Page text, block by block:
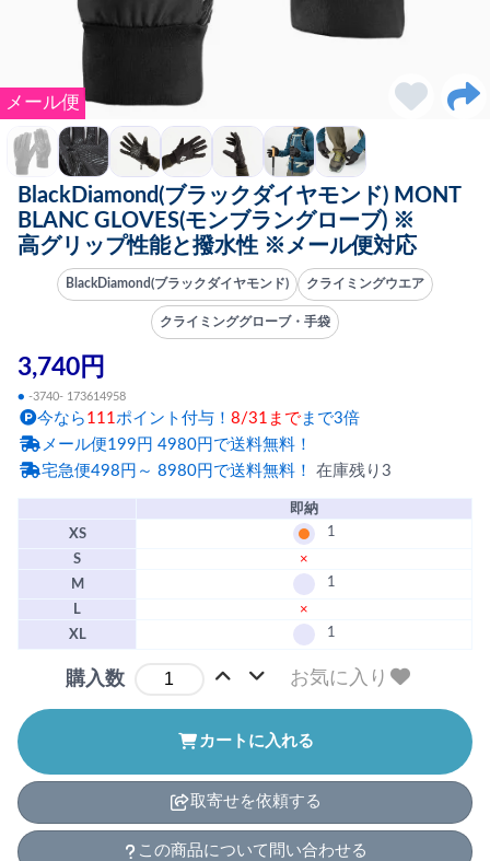
メール便
BlackDiamond(ブラックダイヤモンド) MONT
BLANC GLOVES(モンブラングローブ) ※
高グリップ性能と撥水性 ※メール便対応
BlackDiamond(ブラックダイヤモンド) クライミングウエア
クライミンググローブ・手袋
3,740円
● -3740- 173614958
今なら 111 ポイント付与！ 8/31まで まで3倍
メール便199円 4980円で送料無料！
宅急便498円～ 8980円で送料無料！ 在庫残り3
即納
XS
1
S
×
M
1
L
×
XL
1
購入数 お気に入り
カートに入れる
取寄せを依頼する
この商品について問い合わせる